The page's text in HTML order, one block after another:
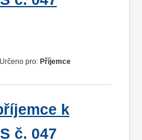
Určeno pro: Příjemce
k
č. 047